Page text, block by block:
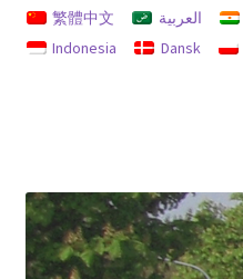
Used machines
繁體中文
العربية
Indonesia
Dansk